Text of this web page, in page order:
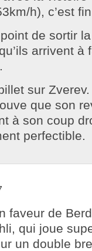
h), c’est
de sortir
arrivent à
sur
que son
à son coup
perfectible.
faveur de
qui joue
un double